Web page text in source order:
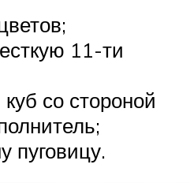
11-ти
со стороной
пуговицу.